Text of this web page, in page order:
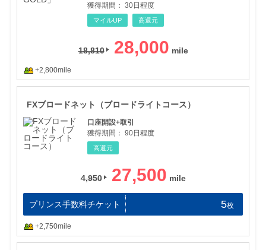
獲得期間： 30日程度
マイルUP 高還元
18,810 28,000
+2,800mile
FXブロードネット（ブロードライトコース）
口座開設+取引
獲得期間： 90日程度
高還元
4,950 27,500
プリンス手数料チケット 5枚
+2,750mile